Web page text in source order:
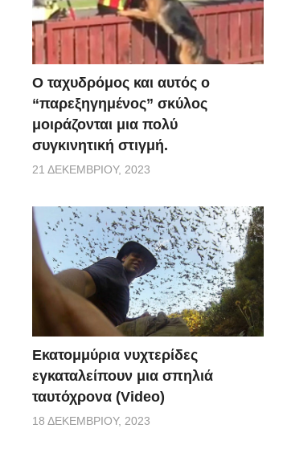
Ο ταχυδρόμος και αυτός ο
“παρεξηγημένος” σκύλος
μοιράζονται μια πολύ
συγκινητική στιγμή.
21 ΔΕΚΕΜΒΡΊΟΥ, 2023
Εκατομμύρια νυχτερίδες
εγκαταλείπουν μια σπηλιά
ταυτόχρονα (Video)
18 ΔΕΚΕΜΒΡΊΟΥ, 2023